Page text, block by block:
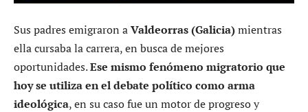
Sus padres emigraron aValdeorras (Galicia)mientras
ella cursaba la carrera, en busca de mejores
oportunidades.Ese mismo fenómeno migratorio que
hoy se utiliza en el debate político como arma
ideológica, en su caso fue un motor de progreso y